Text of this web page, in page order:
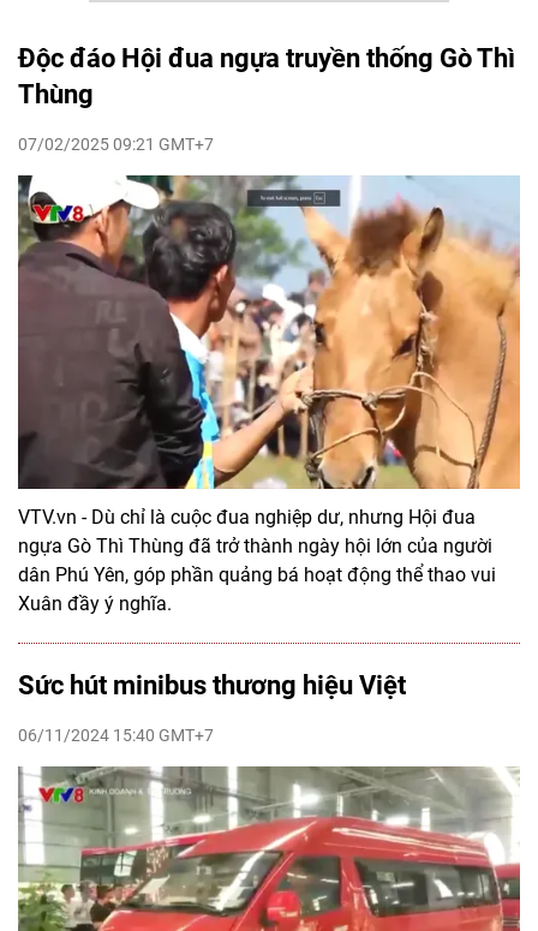
Độc đáo Hội đua ngựa truyền thống Gò Thì
Thùng
07/02/2025 09:21 GMT+7
VTV.vn - Dù chỉ là cuộc đua nghiệp dư, nhưng Hội đua
ngựa Gò Thì Thùng đã trở thành ngày hội lớn của người
dân Phú Yên, góp phần quảng bá hoạt động thể thao vui
Xuân đầy ý nghĩa.
Sức hút minibus thương hiệu Việt
06/11/2024 15:40 GMT+7